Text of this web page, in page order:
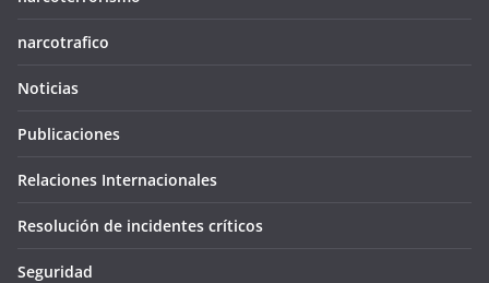
narcotrafico
Noticias
Publicaciones
Relaciones Internacionales
Resolución de incidentes críticos
Seguridad